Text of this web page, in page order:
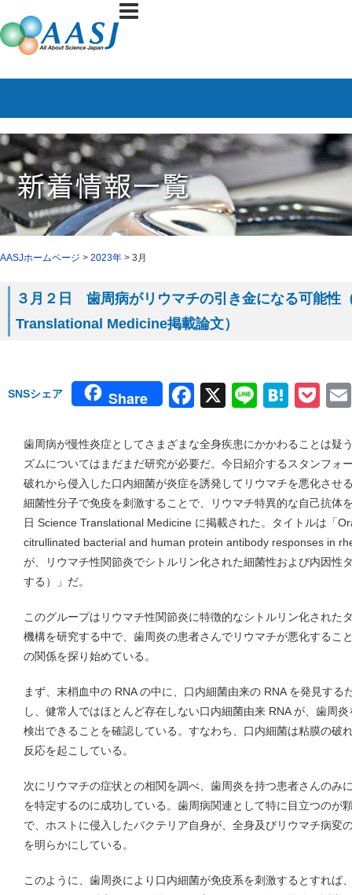
AASJホームページ > 2023年 > 3月
３月２日 歯周病がリウマチの引き金になる可能性
Translational Medicine掲載論文）
SNSシェア Share Facebook
X Line
歯周病が慢性炎症としてさまざまな全身疾患にかかわることは疑
ズムについてはまだまだ研究が必要だ。今日紹介するスタンフォ
破れから侵入した口内細菌が炎症を誘発してリウマチを悪化させ
細菌性分子で免疫を刺激することで、リウマチ特異的な自己抗体
日 Science Translational Medicine に掲載された。タイトルは「
citrullinated bacterial and human protein antibody responses in
が、リウマチ性関節炎でシトルリン化された細菌性および内因性
する）」だ。
このグループはリウマチ性関節炎に特徴的なシトルリン化された
機構を研究する中で、歯周炎の患者さんでリウマチが悪化するこ
の関係を探り始めている。
まず、末梢血中の RNA の中に、口内細菌由来の RNA を発見する
し、健常人ではほとんど存在しない口内細菌由来 RNA が、歯周
検出できることを確認している。すなわち、口内細菌は粘膜の破
反応を起こしている。
次にリウマチの症状との相関を調べ、歯周炎を持つ患者さんのみ
を特定するのに成功している。歯周病関連として特に目立つのが
で、ホストに侵入したバクテリア自身が、全身及びリウマチ病変
を明らかにしている。
このように、歯周炎により口内細菌が免疫系を刺激するとすれば